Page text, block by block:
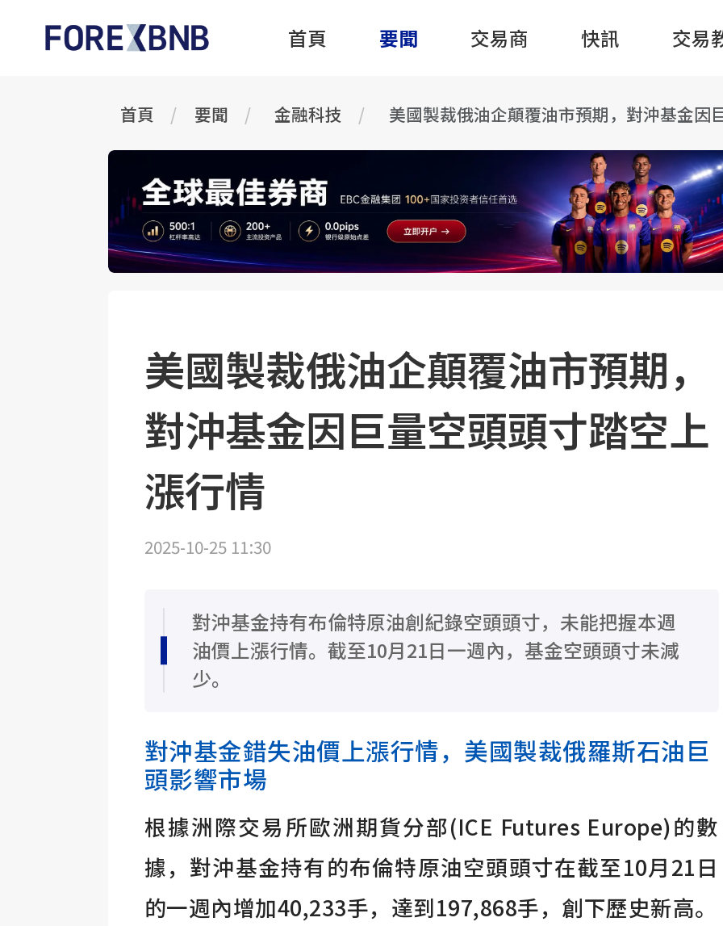
首頁 要聞 交易商 快訊 交易
首頁 要聞 金融科技 美國製裁俄油企顛覆油市預期，對沖基金因
美國製裁俄油企顛覆油市預期，
對沖基金因巨量空頭頭寸踏空上
漲行情
2025-10-25 11:30
對沖基金持有布倫特原油創紀錄空頭頭寸，未能把握本週
油價上漲行情。截至10月21日一週內，基金空頭頭寸未減
少。
對沖基金錯失油價上漲行情，美國製裁俄羅斯石油巨
頭影響市場
根據洲際交易所歐洲期貨分部(ICE Futures Europe)的數
據，對沖基金持有的布倫特原油空頭頭寸在截至10月21日
的一週內增加40,233手，達到197,868手，創下歷史新高。